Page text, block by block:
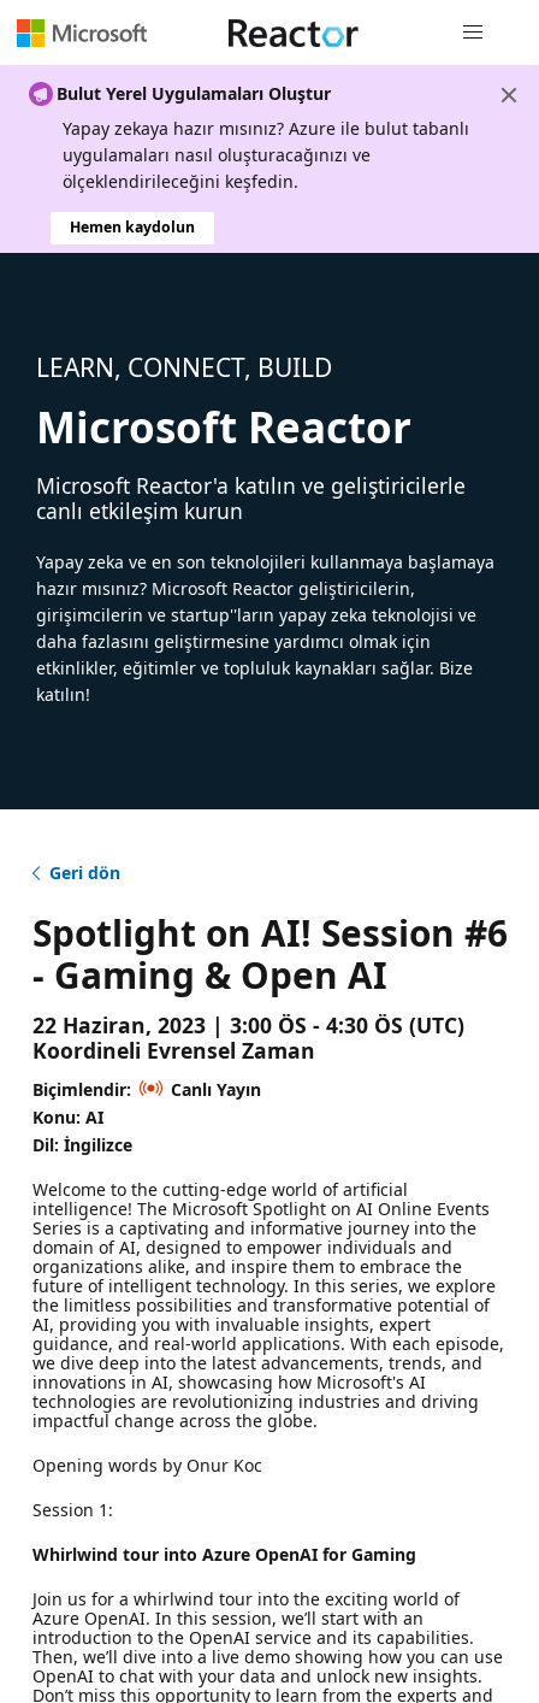
Bulut Yerel Uygulamaları Oluştur
Yapay zekaya hazır mısınız? Azure ile bulut tabanlı
uygulamaları nasıl oluşturacağınızı ve
ölçeklendirileceğini keşfedin.
Hemen kaydolun
LEARN, CONNECT, BUILD
Microsoft Reactor
Microsoft Reactor'a katılın ve geliştiricilerle
canlı etkileşim kurun
Yapay zeka ve en son teknolojileri kullanmaya başlamaya
hazır mısınız? Microsoft Reactor geliştiricilerin,
girişimcilerin ve startup''ların yapay zeka teknolojisi ve
daha fazlasını geliştirmesine yardımcı olmak için
etkinlikler, eğitimler ve topluluk kaynakları sağlar. Bize
katılın!
Geri dön
Spotlight on AI! Session #6
- Gaming & Open AI
22 Haziran, 2023 | 3:00 ÖS - 4:30 ÖS (UTC)
Koordineli Evrensel Zaman
Biçimlendir:
Canlı Yayın
Konu: AI
Dil: İngilizce
Welcome to the cutting-edge world of artificial
intelligence! The Microsoft Spotlight on AI Online Events
Series is a captivating and informative journey into the
domain of AI, designed to empower individuals and
organizations alike, and inspire them to embrace the
future of intelligent technology. In this series, we explore
the limitless possibilities and transformative potential of
AI, providing you with invaluable insights, expert
guidance, and real-world applications. With each episode,
we dive deep into the latest advancements, trends, and
innovations in AI, showcasing how Microsoft's AI
technologies are revolutionizing industries and driving
impactful change across the globe.
Opening words by Onur Koc
Session 1:
Whirlwind tour into Azure OpenAI for Gaming
Join us for a whirlwind tour into the exciting world of
Azure OpenAI. In this session, we’ll start with an
introduction to the OpenAI service and its capabilities.
Then, we’ll dive into a live demo showing how you can use
OpenAI to chat with your data and unlock new insights.
Don’t miss this opportunity to learn from the experts and